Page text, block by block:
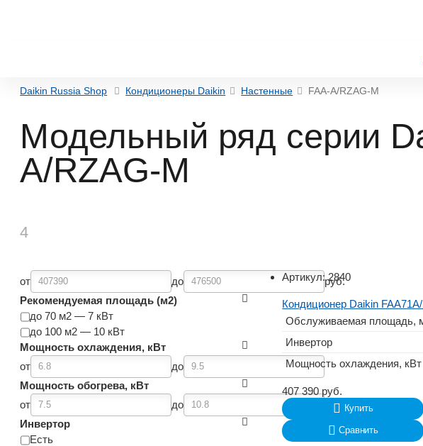
Daikin Russia Shop Кондиционеры Daikin Настенные FAA-A/RZAG-M
Модельный ряд серии
A/RZAG-M
4
от до
руб.
Рекомендуемая площадь (м2)
до 70 м2 — 7 кВт
до 100 м2 — 10 кВт
Мощность охлаждения, кВт
от
до
Мощность обогрева, кВт
от
до
Инвертор
Есть
Артикул:2840
Кондиционер Daikin
Обслуживаемая площадь,
Инвертор
Мощность охлаждения, кВт
407 390руб.
Купить
Сравнить